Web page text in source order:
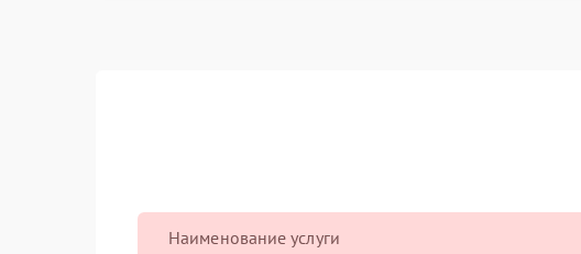
Наименование услуги